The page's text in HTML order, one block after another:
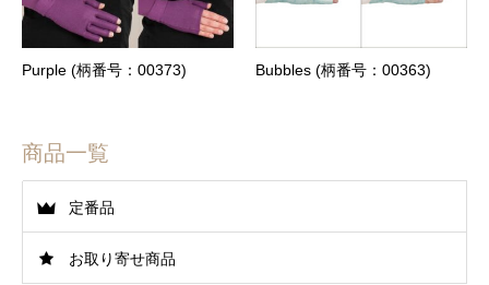
Purple (柄番号：00373) Bubbles (柄番号：00363)
商品一覧
定番品
お取り寄せ商品